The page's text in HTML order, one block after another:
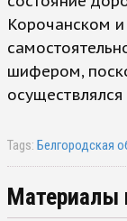
Корочанском
шифером,
Tags: Белгородская
Материалы